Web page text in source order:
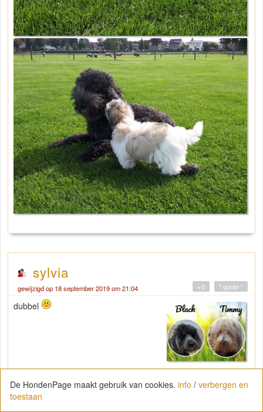
sylvia
gewijzigd op 18 september 2019 om 21:04 " quote "
+0
dubbel
De HondenPage maakt gebruik van cookies. info / verbergen en
toestaan